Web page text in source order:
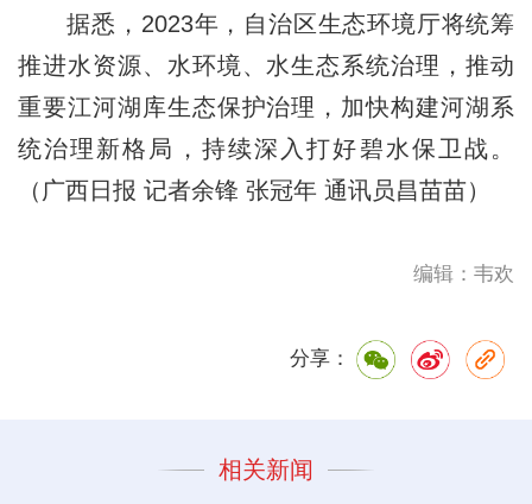
据悉，2023年，自治区生态环境厅将统筹
推进水资源、水环境、水生态系统治理，推动
重要江河湖库生态保护治理，加快构建河湖系
统治理新格局，持续深入打好碧水保卫战。
（广西日报 记者余锋 张冠年 通讯员昌苗苗）
编辑：韦欢
分享：
相关新闻